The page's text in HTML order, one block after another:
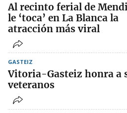
Al recinto ferial de
le ‘toca’ en La Blanca la
atracción más viral
GASTEIZ
Vitoria-Gasteiz honra a
veteranos